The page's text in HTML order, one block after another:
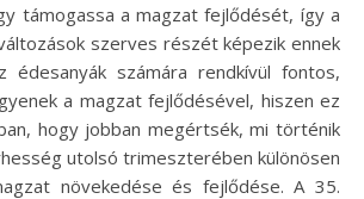
támogassa a magzat fejlődését, így a
szerves részét képezik ennek
édesanyák számára rendkívül fontos,
a magzat fejlődésével, hiszen ez
hogy jobban megértsék, mi történik
utolsó trimeszterében különösen
növekedése és fejlődése. A 35.